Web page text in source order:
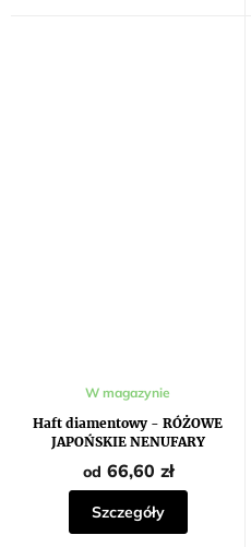
Haft diamentowy - RÓŻOWE
JAPOŃSKIE NENUFARY
W magazynie
od 66,60 zł
Szczegóły